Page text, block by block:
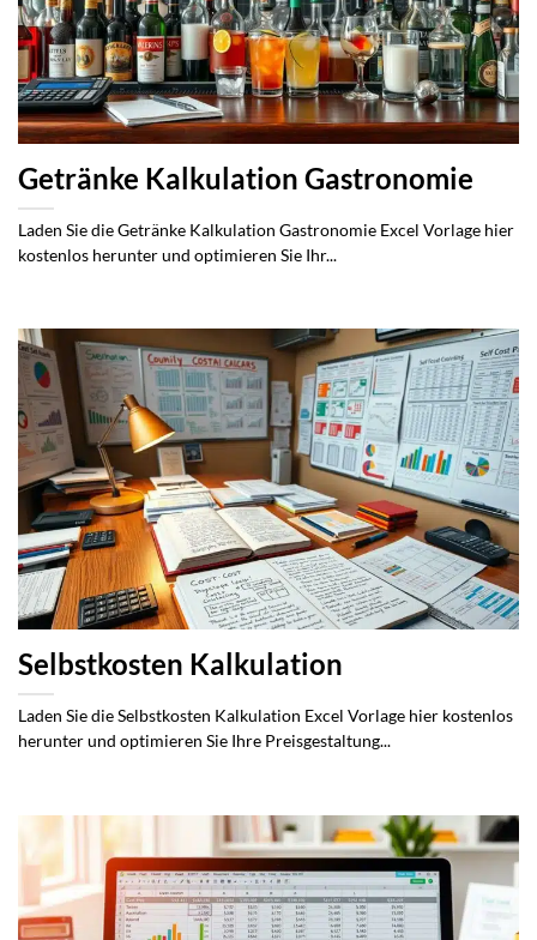
Getränke Kalkulation Gastronomie
Laden Sie die Getränke Kalkulation Gastronomie Excel Vorlage hier
kostenlos herunter und optimieren Sie Ihr...
Selbstkosten Kalkulation
Laden Sie die Selbstkosten Kalkulation Excel Vorlage hier kostenlos
herunter und optimieren Sie Ihre Preisgestaltung...